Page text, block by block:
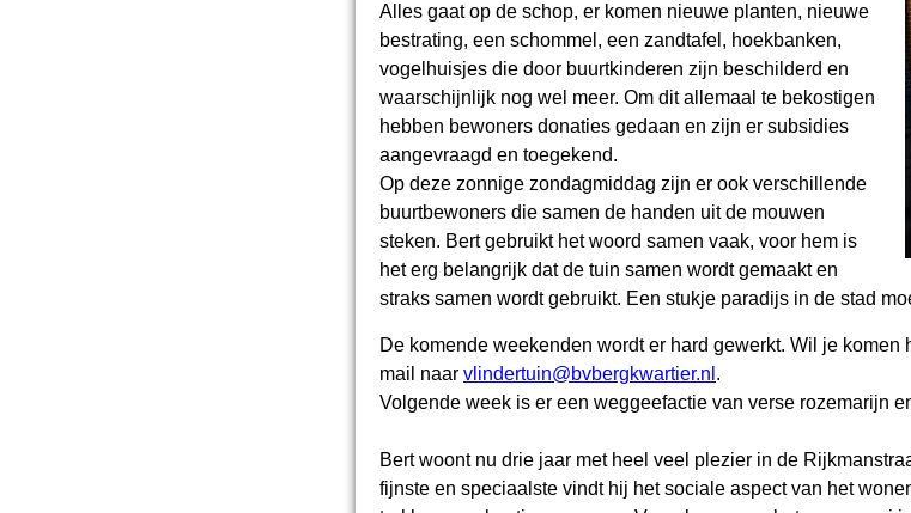
Alles gaat op de schop, er komen nieuwe planten, nieuwe
bestrating, een schommel, een zandtafel, hoekbanken,
vogelhuisjes die door buurtkinderen zijn beschilderd en
waarschijnlijk nog wel meer. Om dit allemaal te bekostigen
hebben bewoners donaties gedaan en zijn er subsidies
aangevraagd en toegekend.
Op deze zonnige zondagmiddag zijn er ook verschillende
buurtbewoners die samen de handen uit de mouwen
steken. Bert gebruikt het woord samen vaak, voor hem is
het erg belangrijk dat de tuin samen wordt gemaakt en
straks samen wordt gebruikt. Een stukje paradijs in de stad
De komende weekenden wordt er hard gewerkt. Wil je komen
mail naar vlindertuin@bvbergkwartier.nl .
Volgende week is er een weggeefactie van verse rozemarijn
Bert woont nu drie jaar met heel veel plezier in de
fijnste en speciaalste vindt hij het sociale aspect van het